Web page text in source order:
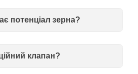
потенціал зерна?
клапан?